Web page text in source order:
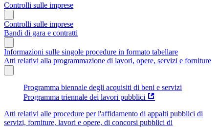
Controlli sulle imprese
Controlli sulle imprese
Bandi di gara e contratti
Informazioni sulle singole procedure in formato tabellare
Atti relativi alla programmazione di lavori, opere, servizi e forniture
Programma biennale degli acquisiti di beni e servizi
Programma triennale dei lavori pubblici
Atti relativi alle procedure per l'affidamento di appalti pubblici di
servizi, forniture, lavori e opere, di concorsi pubblici di